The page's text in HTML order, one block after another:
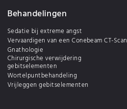
Behandelingen
Sedatie bij extreme angst
Vervaardigen van een Conebeam CT-Scan
Gnathologie
Chirurgische verwijdering
gebitselementen
Wortelpuntbehandeling
Vrijleggen gebitselementen